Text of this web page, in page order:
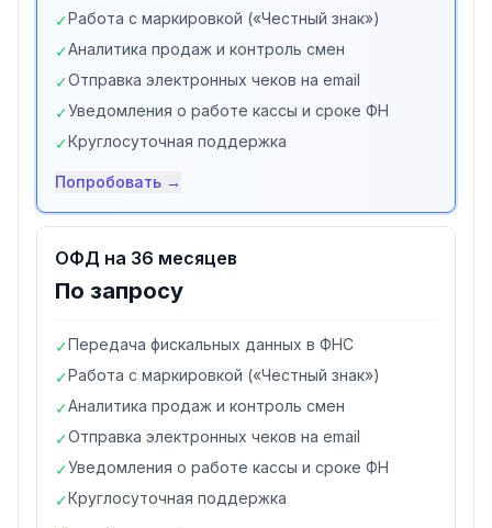
✓Работа с маркировкой («Честный знак»)
✓Аналитика продаж и контроль смен
✓Отправка электронных чеков на email
✓Уведомления о работе кассы и сроке ФН
✓Круглосуточная поддержка
Попробовать →
ОФД на 36 месяцев
По запросу
✓Передача фискальных данных в ФНС
✓Работа с маркировкой («Честный знак»)
✓Аналитика продаж и контроль смен
✓Отправка электронных чеков на email
✓Уведомления о работе кассы и сроке ФН
✓Круглосуточная поддержка